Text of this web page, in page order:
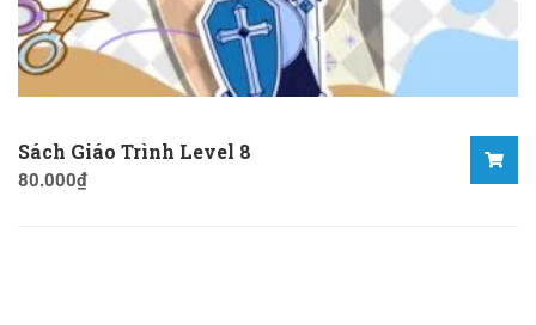
Sách Giáo Trình Level 8
80.000₫